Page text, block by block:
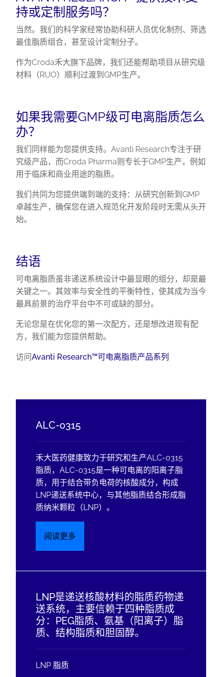
持或定制服务吗？
当然。我们的科学家经常协助科研人员优化制剂、筛选
最佳脂质组合，甚至设计定制分子。
作为Croda禾大旗下品牌，我们还能帮助项目从研究级
材料（RUO）顺利过渡到GMP生产。
如果我需要GMP级可电离脂质怎么
办？
我们同样能为您提供支持。Avanti Research专注于研
究级产品，而Croda Pharma则专长于GMP生产，例如
用于临床和商业用途的脂质。
我们共同为您提供端到端的支持：从研究创新到GMP
卓越生产，确保您在进入规范化开发阶段时无需从头开
始。
结语
可电离脂质虽非递送系统设计中最显眼的组分，却是最
关键之一。其效率与安全性的平衡特性，使其成为当今
最具前景的治疗平台中不可或缺的部分。
无论您是在优化您的第一次配方，还是想改进现有配
方，我们能为您提供帮助。
访问Avanti Research™可电离脂质产品系列
ALC-0315
禾大医药健康致力于研究和生产ALC-0315
脂质，ALC-0315是一种可电离的阳离子脂
质，用于结合带负电荷的核酸成分，构成
LNP递送系统中心，与其他脂质结合形成脂
质纳米颗粒（LNP）。
阅读更多
LNP是递送核酸材料的脂质药物递
送系统，主要信赖于四种脂质成
分：PEG脂质、氨基（阳离子）脂
质、结构脂质和胆固醇。
LNP 脂质